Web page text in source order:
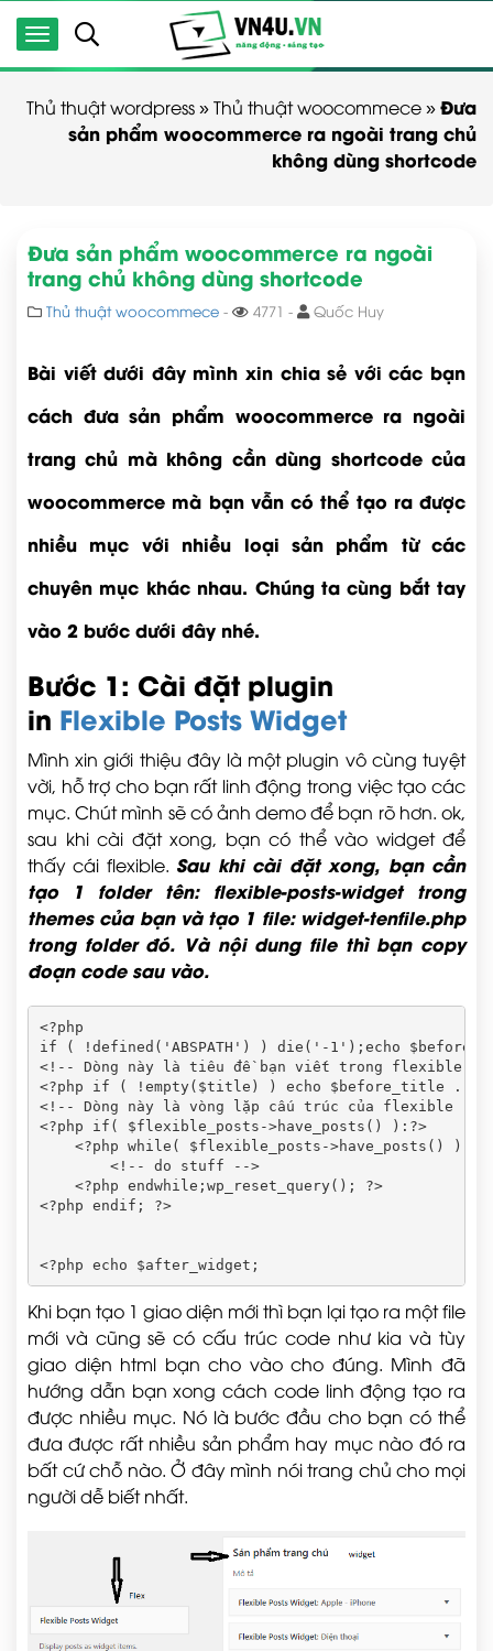
Thủ thuật wordpress»Thủ thuật woocommece»Đưa
sản phẩm woocommerce ra ngoài trang chủ
không dùng shortcode
Đưa sản phẩm woocommerce ra ngoài
trang chủ không dùng shortcode
Thủ thuật woocommece - 4771 - Quốc Huy
Bài viết dưới đây mình xin chia sẻ với các bạn
cách đưa sản phẩm woocommerce ra ngoài
trang chủ mà không cần dùng shortcode của
woocommerce mà bạn vẫn có thể tạo ra được
nhiều mục với nhiều loại sản phẩm từ các
chuyên mục khác nhau. Chúng ta cùng bắt tay
vào 2 bước dưới đây nhé.
Bước 1: Cài đặt plugin
in Flexible Posts Widget
Mình xin giới thiệu đây là một plugin vô cùng tuyệt
vời, hỗ trợ cho bạn rất linh động trong việc tạo các
mục. Chút mình sẽ có ảnh demo để bạn rõ hơn. ok,
sau khi cài đặt xong, bạn có thể vào widget để
thấy cái flexible. Sau khi cài đặt xong, bạn cần
tạo 1 folder tên: flexible-posts-widget trong
themes của bạn và tạo 1 file: widget-tenfile.php
trong folder đó. Và nội dung file thì bạn copy
đoạn code sau vào.
<?php
if ( !defined('ABSPATH') ) die('-1');echo
<!-- Dòng này là tiêu đề bạn viết trong flexible --
<?php if ( !empty($title) ) echo $before_title .
<!-- Dòng này là vòng lặp cấu trúc của flexible -->
<?php if( $flexible_posts->have_posts() ):?>
<?php while( $flexible_posts->have_posts() ) :
        <!-- do stuff -->
    <?php endwhile;wp_reset_query(); ?>
<?php endif; ?>
Khi bạn tạo 1 giao diện mới thì bạn lại tạo ra một file
mới và cũng sẽ có cấu trúc code như kia và tùy
giao diện html bạn cho vào cho đúng. Mình đã
hướng dẫn bạn xong cách code linh động tạo ra
được nhiều mục. Nó là bước đầu cho bạn có thể
đưa được rất nhiều sản phẩm hay mục nào đó ra
bất cứ chỗ nào. Ở đây mình nói trang chủ cho mọi
người dễ biết nhất.